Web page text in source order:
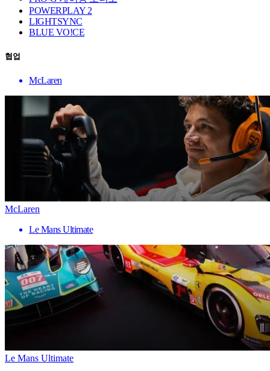
POWERPLAY 2
LIGHTSYNC
BLUE VO!CE
협업
McLaren
McLaren
Le Mans Ultimate
Le Mans Ultimate